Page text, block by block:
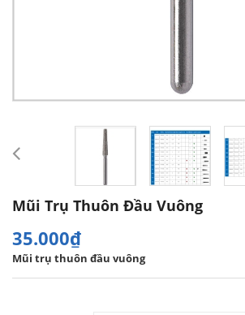
Mũi Trụ Thuôn Đầu Vuông
35.000₫
Mũi trụ thuôn đầu vuông